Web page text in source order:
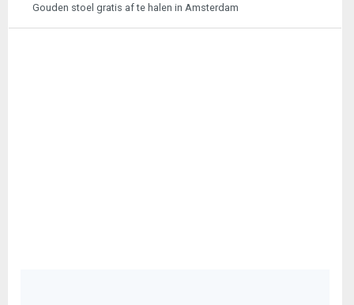
Gouden stoel gratis af te halen in Amsterdam